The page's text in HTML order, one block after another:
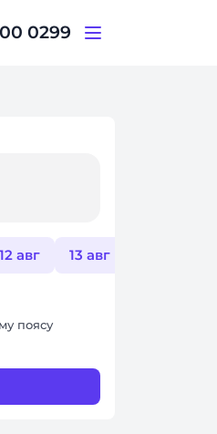
0299
12 авг 13 авг
поясу